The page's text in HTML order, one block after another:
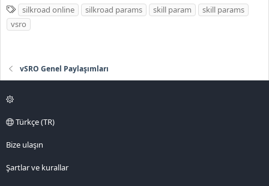
E
t
i
t
l
silkroad online silkroad params skill param
skill params
vsro
vSRO Genel Paylaşımları
Türkçe (TR)
Bize ulaşın
Şartlar ve kurallar